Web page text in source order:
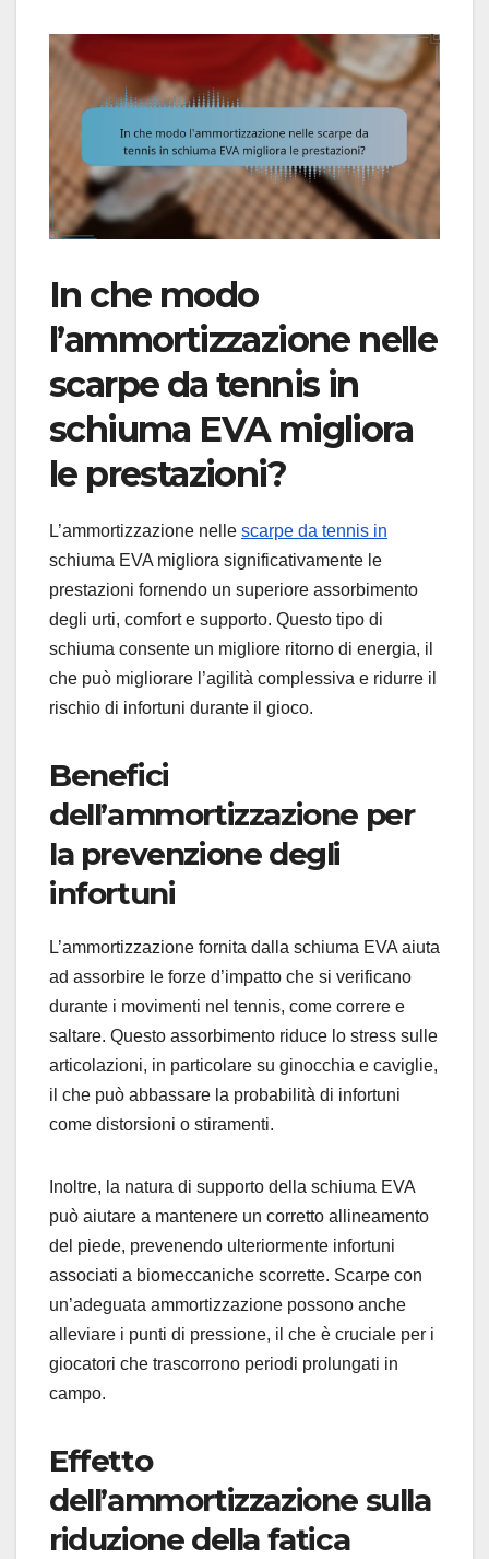
In che modo
l’ammortizzazione nelle
scarpe da tennis in
schiuma EVA migliora
le prestazioni?
L’ammortizzazione nelle scarpe da tennis in
schiuma EVA migliora significativamente le
prestazioni fornendo un superiore assorbimento
degli urti, comfort e supporto. Questo tipo di
schiuma consente un migliore ritorno di energia, il
che può migliorare l’agilità complessiva e ridurre il
rischio di infortuni durante il gioco.
Benefici
dell’ammortizzazione per
la prevenzione degli
infortuni
L’ammortizzazione fornita dalla schiuma EVA aiuta
ad assorbire le forze d’impatto che si verificano
durante i movimenti nel tennis, come correre e
saltare. Questo assorbimento riduce lo stress sulle
articolazioni, in particolare su ginocchia e caviglie,
il che può abbassare la probabilità di infortuni
come distorsioni o stiramenti.
Inoltre, la natura di supporto della schiuma EVA
può aiutare a mantenere un corretto allineamento
del piede, prevenendo ulteriormente infortuni
associati a biomeccaniche scorrette. Scarpe con
un’adeguata ammortizzazione possono anche
alleviare i punti di pressione, il che è cruciale per i
giocatori che trascorrono periodi prolungati in
campo.
Effetto
dell’ammortizzazione sulla
riduzione della fatica